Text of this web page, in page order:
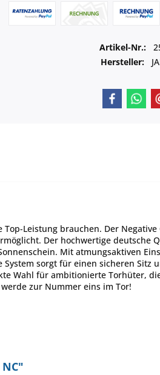
Artikel-Nr.:
Hersteller:
Leistung brauchen. Der
Der hochwertige deutsche
Mit atmungsaktiven
sorgt für einen sicheren Sitz
Wahl für ambitionierte Torhüter,
zur Nummer eins im Tor!